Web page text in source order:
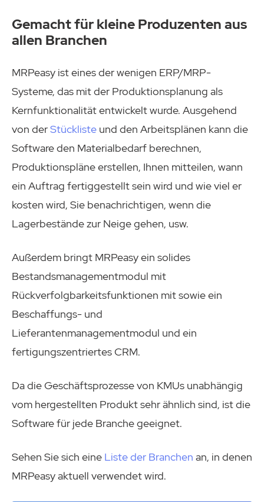
Gemacht für kleine Produzenten aus
allen Branchen
MRPeasy ist eines der wenigen ERP/MRP-
Systeme, das mit der Produktionsplanung als
Kernfunktionalität entwickelt wurde. Ausgehend
von derStückliste und den Arbeitsplänen kann die
Software den Materialbedarf berechnen,
Produktionspläne erstellen, Ihnen mitteilen, wann
ein Auftrag fertiggestellt sein wird und wie viel er
kosten wird, Sie benachrichtigen, wenn die
Lagerbestände zur Neige gehen, usw.
Außerdem bringt MRPeasy ein solides
Bestandsmanagementmodul mit
Rückverfolgbarkeitsfunktionen mit sowie ein
Beschaffungs- und
Lieferantenmanagementmodul und ein
fertigungszentriertes CRM.
Da die Geschäftsprozesse von KMUs unabhängig
vom hergestellten Produkt sehr ähnlich sind, ist die
Software für jede Branche geeignet.
Sehen Sie sich eine Liste der Branchen an, in denen
MRPeasy aktuell verwendet wird.